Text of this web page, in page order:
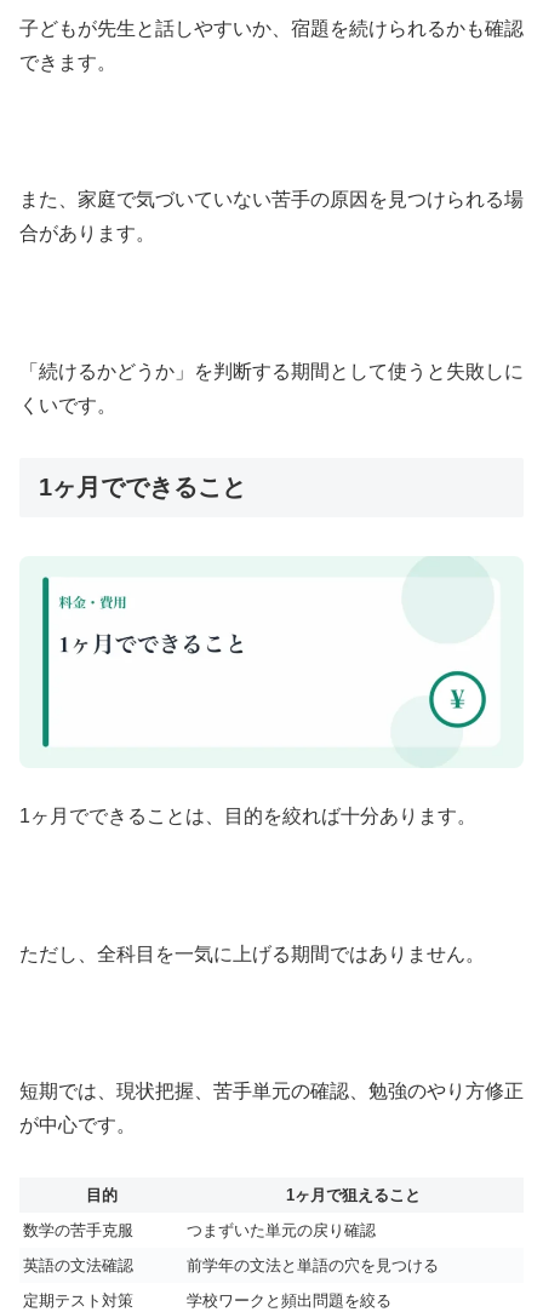
子どもが先生と話しやすいか、宿題を続けられるかも確認
できます。
また、家庭で気づいていない苦手の原因を見つけられる場
合があります。
「続けるかどうか」を判断する期間として使うと失敗しに
くいです。
1ヶ月でできること
1ヶ月でできることは、目的を絞れば十分あります。
ただし、全科目を一気に上げる期間ではありません。
短期では、現状把握、苦手単元の確認、勉強のやり方修正
が中心です。
目的
1ヶ月で狙えること
数学の苦手克服
つまずいた単元の戻り確認
英語の文法確認
前学年の文法と単語の穴を見つける
定期テスト対策
学校ワークと頻出問題を絞る